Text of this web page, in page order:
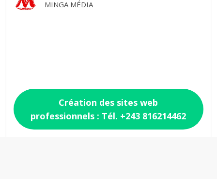
MINGA MÉDIA
Création des sites web
professionnels : Tél. +243 816214462